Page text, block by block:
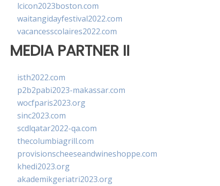
lcicon2023boston.com
waitangidayfestival2022.com
vacancesscolaires2022.com
MEDIA PARTNER II
isth2022.com
p2b2pabi2023-makassar.com
wocfparis2023.org
sinc2023.com
scdlqatar2022-qa.com
thecolumbiagrill.com
provisionscheeseandwineshoppe.com
khedi2023.org
akademikgeriatri2023.org